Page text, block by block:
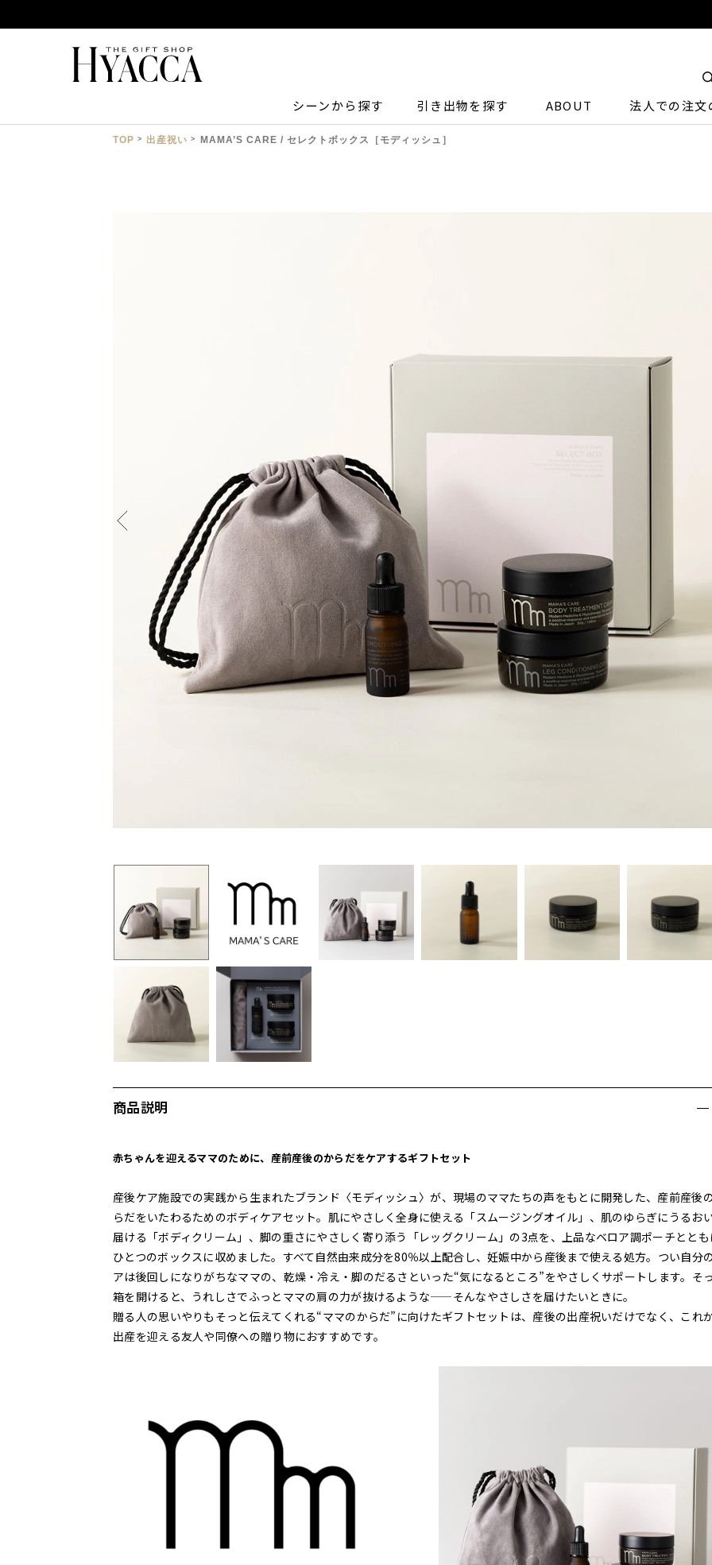
シーンから探す 引き出物を探す ABOUT 法人での注文
TOP 出産祝い MAMA’S CARE / セレクトボックス［モディッシュ］
商品説明
赤ちゃんを迎えるママのために、産前産後のからだをケアするギフトセット
産後ケア施設での実践から生まれたブランド〈モディッシュ〉が、現場のママたちの声をもとに開発した、産前産後
らだをいたわるためのボディケアセット。肌にやさしく全身に使える「スムージングオイル」、肌のゆらぎにうるお
届ける「ボディクリーム」、脚の重さにやさしく寄り添う「レッグクリーム」の3点を、上品なベロア調ポーチととも
ひとつのボックスに収めました。すべて自然由来成分を80％以上配合し、妊娠中から産後まで使える処方。つい自分
アは後回しになりがちなママの、乾燥・冷え・脚のだるさといった“気になるところ”をやさしくサポートします。そ
箱を開けると、うれしさでふっとママの肩の力が抜けるような——そんなやさしさを届けたいときに。
贈る人の思いやりもそっと伝えてくれる“ママのからだ”に向けたギフトセットは、産後の出産祝いだけでなく、これ
出産を迎える友人や同僚への贈り物におすすめです。